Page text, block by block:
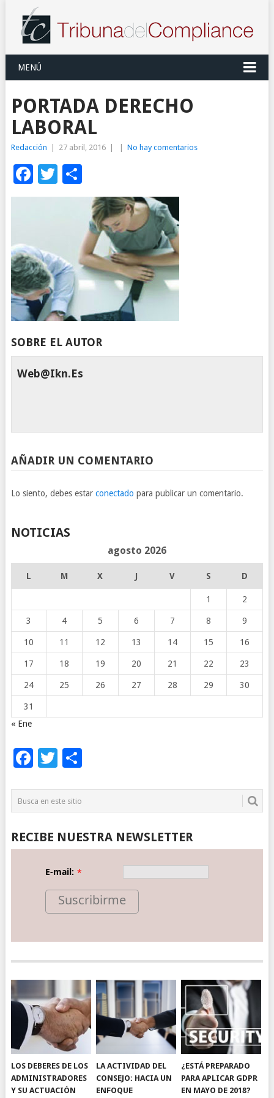
MENÚ
PORTADA DERECHO
LABORAL
Redacción 27 abril, 2016 No hay comentarios
Facebook
Twitter
Compartir
SOBRE EL AUTOR
Web@ikn.es
AÑADIR UN COMENTARIO
Lo siento, debes estar conectado para publicar un comentario.
NOTICIAS
agosto 2026
L M X J V S D
1 2
3 4 5 6 7 8 9
10 11 12 13 14 15 16
17 18 19 20 21 22 23
24 25 26 27 28 29 30
31
« Ene
Facebook
Twitter
Compartir
RECIBE NUESTRA NEWSLETTER
E-mail: *
Suscribirme
LOS DEBERES DE LOS
ADMINISTRADORES
Y SU ACTUACIÓN
LA ACTIVIDAD DEL
CONSEJO: HACIA UN
ENFOQUE
¿ESTÁ PREPARADO
PARA APLICAR GDPR
EN MAYO DE 2018?